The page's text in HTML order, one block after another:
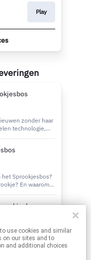
on our sites and to
and additional choices
Play
zonder haar
technologie,
van ‘Het
de Leeuw,
Sanders en
geheim achter de
hoe de
groei en
het Sprookjesbos?
En waarom
Geheim van de
Roefs het
bezoekers
van de
bezoek aan de
in je brein?
In de vijfde
ontdekken